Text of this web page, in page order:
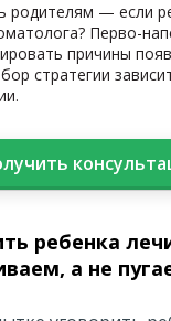
родителям — если
Перво-
причины
стратегии
ребенка
а не